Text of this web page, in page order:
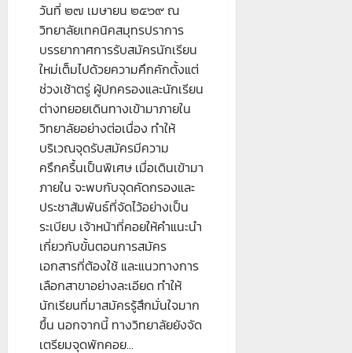
วันที่ ๒๗ เมษายน ๒๕๖๙ ณ
วิทยาลัยเทคนิคสมุทรปราการ
บรรยากาศการรับสมัครนักเรียน
ใหม่เต็มไปด้วยความคึกคักตั้งแต่
ช่วงเช้าตรู่ ผู้ปกครองและนักเรียน
ต่างทยอยเดินทางเข้ามาภายใน
วิทยาลัยอย่างต่อเนื่อง ทำให้
บริเวณจุดรับสมัครมีความ
ครึกครื้นเป็นพิเศษ เมื่อเดินเข้ามา
ภายใน จะพบกับจุดคัดกรองและ
ประชาสัมพันธ์ที่จัดไว้อย่างเป็น
ระเบียบ เจ้าหน้าที่คอยให้คำแนะนำ
เกี่ยวกับขั้นตอนการสมัคร
เอกสารที่ต้องใช้ และแนวทางการ
เลือกสาขาอย่างละเอียด ทำให้
นักเรียนที่มาสมัครรู้สึกมั่นใจมาก
ขึ้น นอกจากนี้ ทางวิทยาลัยยังจัด
เตรียมจุดพักคอย...